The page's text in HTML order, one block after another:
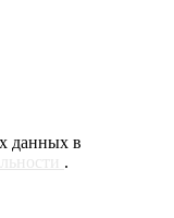
данных в
.